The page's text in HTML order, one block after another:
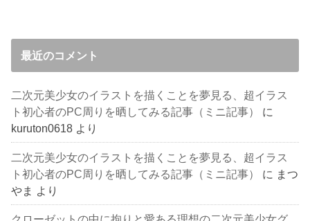
最近のコメント
二次元美少女のイラストを描くことを夢見る、超イラス
ト初心者のPC周りを晒してみる記事（ミニ記事）
に
kuruton0618 より
二次元美少女のイラストを描くことを夢見る、超イラス
ト初心者のPC周りを晒してみる記事（ミニ記事）
に まつ
やま
より